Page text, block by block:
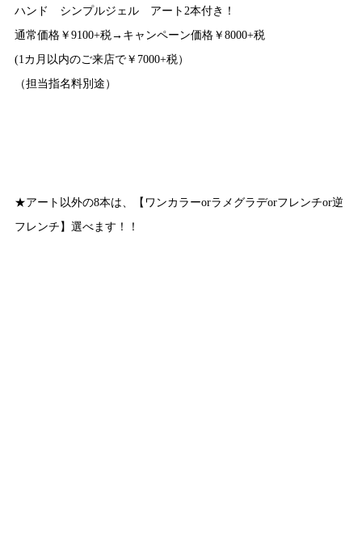
ハンド シンプルジェル アート2本付き！
通常価格￥9100+税→キャンペーン価格￥8000+税
(1カ月以内のご来店で￥7000+税）
（担当指名料別途）
★アート以外の8本は、【ワンカラーorラメグラデorフレンチor逆
フレンチ】選べます！！